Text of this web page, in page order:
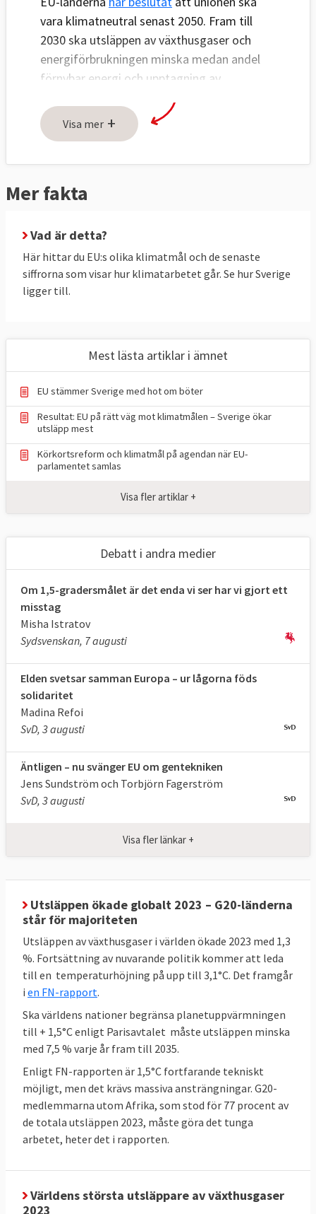
vara klimatneutral senast 2050. Fram till
2030 ska utsläppen av växthusgaser och
energiförbrukningen minska medan andel
förnybar energi och upptagning av
nedan.
Utsläppen ska minska genom tre åtgärder:
handel med utsläppsrätter inom EU (ETS),
nationella åtgärder för att minska utsläppen
(ESR) och ökat upptag av växthusgaser i
Utsläppsminskningar genom handel med
utsläppsrätter (ETS) är gemensamma för
EU, här finns inga nationella mål för
LULUCF-målet. Sverige har bundit sig att
halvera sina nationella utsläpp till 2030 (ESR)
och öka upptaget av växthusgaser i skog
och mark (LULUCF).
TABELL 1.
Klimat och
Läge i EU
2024
Mål 2030
jmf. 1990 (ETS +
ESR)
Upptag av
växthusgaser i
skog och mark
198
310
Andelen förnybar
energi
25,2 procent,
minst 42,5
Energianvändning
(slutlig)
2024
763 Mtoe***
Källor:Klicka på länkarna i tabellen för att
se källa. * Enligt
genomförande av 55 % -paketet att leda till
miljoner tonkoldioxidekvivalenter, ett mått
på mängden växthusgaser. *** Mtoe betyder
miljoner tonoljeekvivalenter
energiinnehåll.
Sveriges mål enligt EU-beslut
Sverige har bundit sig i EU att minska sina
utsläpp av växthusgaser (ESR) och öka
upptaget av växthusgaser i skog och mark
(LULUCF). Sverige måste halvera sina
utsläpp till 2030 jämfört med 2005. Likaså
måste skog och mark i Sverige lagra
närmare fyra miljoner ton mer växthusgaser
2016-2018. Utöver dessa mål finns i Sveriges
fall även olika mål som riksdagen satt upp,
Visa mer +
Mer fakta
Vad är detta?
Här hittar du EU:s olika klimatmål och de senaste
siffrorna som visar hur klimatarbetet går. Se hur Sverige
ligger till.
Mest lästa artiklar i ämnet
EU stämmer Sverige med hot om böter
Resultat: EU på rätt väg mot klimatmålen – Sverige ökar
utsläpp mest
Körkortsreform och klimatmål på agendan när EU-
parlamentet samlas
Visa fler artiklar +
Debatt i andra medier
Om 1,5-gradersmålet är det enda vi ser har vi gjort ett
misstag
Misha Istratov
Sydsvenskan, 7 augusti
Elden svetsar samman Europa – ur lågorna föds
solidaritet
Madina Refoi
SvD, 3 augusti
Äntligen – nu svänger EU om gentekniken
Jens Sundström och Torbjörn Fagerström
SvD, 3 augusti
Visa fler länkar +
Utsläppen ökade globalt 2023 – G20-länderna
står för majoriteten
Utsläppen av växthusgaser i världen ökade 2023 med 1,3
%. Fortsättning av nuvarande politik kommer att leda
till en temperaturhöjning på upp till 3,1°C. Det framgår
i en FN-rapport.
Ska världens nationer begränsa planetuppvärmningen
till + 1,5°C enligt Parisavtalet måste utsläppen minska
med 7,5 % varje år fram till 2035.
Enligt FN-rapporten är 1,5°C fortfarande tekniskt
möjligt, men det krävs massiva ansträngningar. G20-
medlemmarna utom Afrika, som stod för 77 procent av
de totala utsläppen 2023, måste göra det tunga
arbetet, heter det i rapporten.
Världens största utsläppare av växthusgaser
2023